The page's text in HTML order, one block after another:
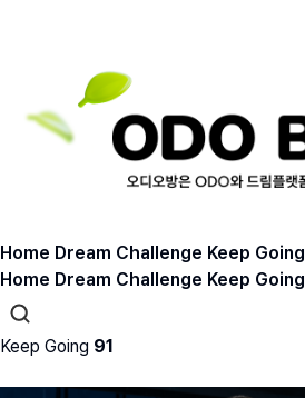
Home Dream Challenge Keep Going
Home Dream Challenge Keep Going
Keep Going 91